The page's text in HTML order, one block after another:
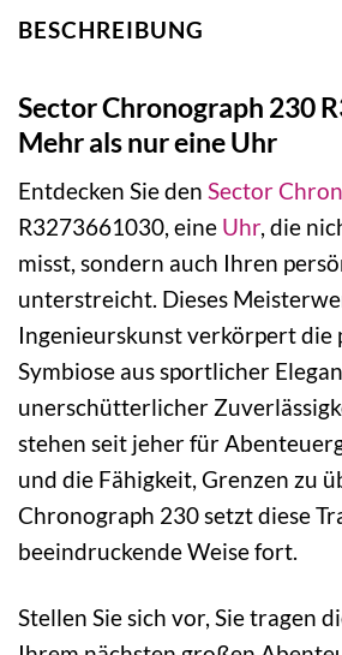
BESCHREIBUNG
Sector Chronograph 230
Mehr als nur eine Uhr
Entdecken Sie den Sector
R3273661030, eine Uhr, die
misst, sondern auch Ihren
unterstreicht. Dieses
Ingenieurskunst verkörpert die
Symbiose aus sportlicher
unerschütterlicher
stehen seit jeher für
und die Fähigkeit, Grenzen zu
Chronograph 230 setzt diese
beeindruckende Weise fort.
Stellen Sie sich vor, Sie tragen